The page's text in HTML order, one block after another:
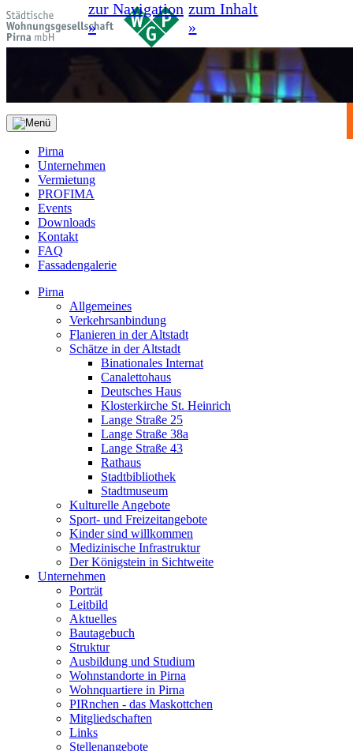
zur Navigation
»
zum Inhalt
»
Pirna
Unternehmen
Vermietung
PROFIMA
Events
Downloads
Kontakt
FAQ
Fassadengalerie
Pirna
Allgemeines
Verkehrsanbindung
Flanieren in der Altstadt
Schätze in der Altstadt
Binationales Internat
Canalettohaus
Deutsches Haus
Klosterkirche St. Heinrich
Lange Straße 25
Lange Straße 38a
Lange Straße 43
Rathaus
Stadtbibliothek
Stadtmuseum
Kulturelle Angebote
Sport- und Freizeitangebote
Kinder sind willkommen
Medizinische Infrastruktur
Der Königstein in Sichtweite
Unternehmen
Porträt
Leitbild
Aktuelles
Bautagebuch
Struktur
Ausbildung und Studium
Wohnstandorte in Pirna
Wohnquartiere in Pirna
PIRnchen - das Maskottchen
Mitgliedschaften
Links
Stellenangebote